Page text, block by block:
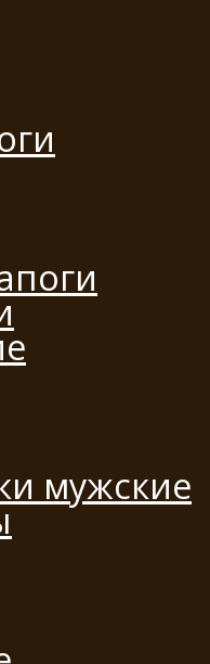
мужские